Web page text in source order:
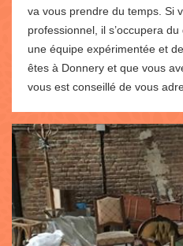
va vous prendre du temps. Si
professionnel, il s’occupera
une équipe expérimentée et
êtes à Donnery et que vous
vous est conseillé de vous